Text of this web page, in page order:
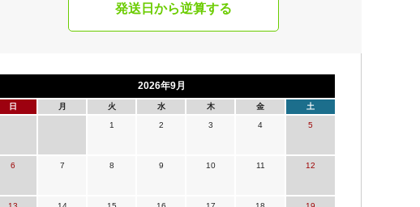
発送日から逆算する
2026年9月
日 月 火 水 木 金 土
1 2 3 4 5
6 7 8 9 10 11 12